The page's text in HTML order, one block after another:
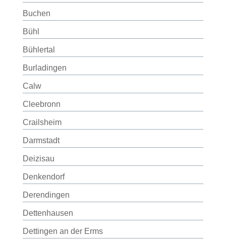
Buchen
Bühl
Bühlertal
Burladingen
Calw
Cleebronn
Crailsheim
Darmstadt
Deizisau
Denkendorf
Derendingen
Dettenhausen
Dettingen an der Erms